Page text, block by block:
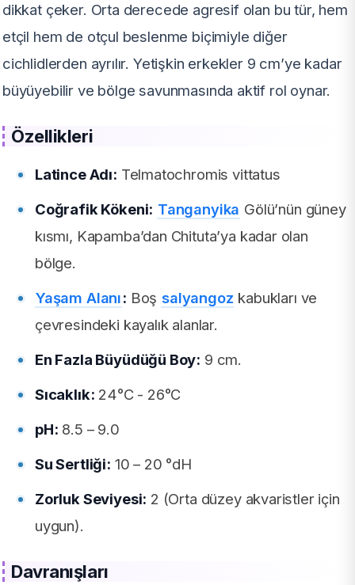
dikkat çeker. Orta derecede agresif olan bu tür, hem
etçil hem de otçul beslenme biçimiyle diğer
cichlidlerden ayrılır. Yetişkin erkekler 9 cm’ye kadar
büyüyebilir ve bölge savunmasında aktif rol oynar.
Özellikleri
Latince Adı: Telmatochromis vittatus
Coğrafik Kökeni: Tanganyika Gölü’nün güney
kısmı, Kapamba’dan Chituta’ya kadar olan
bölge.
Yaşam Alanı: Boş salyangoz kabukları ve
çevresindeki kayalık alanlar.
En Fazla Büyüdüğü Boy: 9 cm.
Sıcaklık: 24°C - 26°C
pH: 8.5 – 9.0
Su Sertliği: 10 – 20 °dH
Zorluk Seviyesi: 2 (Orta düzey akvaristler için
uygun).
Davranışları